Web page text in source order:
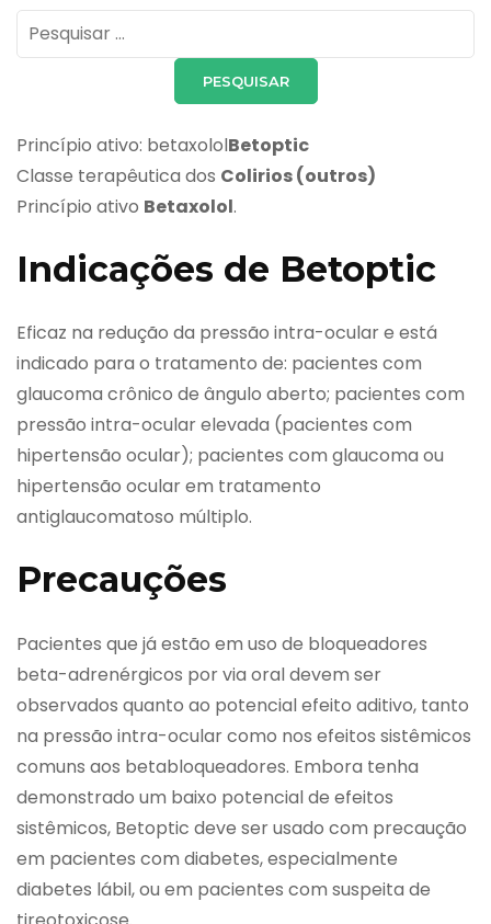
Pesquisar
por:
Princípio ativo: betaxololBetoptic
Classe terapêutica dos Colirios (outros)
Princípio ativo Betaxolol.
Indicações de Betoptic
Eficaz na redução da pressão intra-ocular e está
indicado para o tratamento de: pacientes com
glaucoma crônico de ângulo aberto; pacientes com
pressão intra-ocular elevada (pacientes com
hipertensão ocular); pacientes com glaucoma ou
hipertensão ocular em tratamento
antiglaucomatoso múltiplo.
Precauções
Pacientes que já estão em uso de bloqueadores
beta-adrenérgicos por via oral devem ser
observados quanto ao potencial efeito aditivo, tanto
na pressão intra-ocular como nos efeitos sistêmicos
comuns aos betabloqueadores. Embora tenha
demonstrado um baixo potencial de efeitos
sistêmicos, Betoptic deve ser usado com precaução
em pacientes com diabetes, especialmente
diabetes lábil, ou em pacientes com suspeita de